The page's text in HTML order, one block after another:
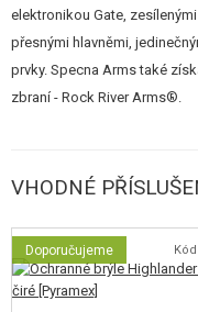
Povrchová úprava těla
Vnější hlaveň s 14 mm
Sklopná mířidla.
umožňuje velmi přesné
Hop-up gumička
(Vylepšený) zesílený
umožňuje rychle a
herním poli bez nutnosti
elektronikou Gate,
přesnými hlavněmi,
prvky. Specna Arms také
zbraní - Rock River Arms®.
VHODNÉ
Doporučujeme